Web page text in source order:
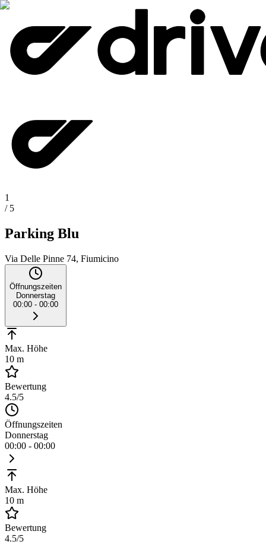
1
/ 5
Parking Blu
Via Delle Pinne 74, Fiumicino
Öffnungszeiten
Donnerstag
00:00 - 00:00
Max. Höhe
10 m
Bewertung
4.5/5
Öffnungszeiten
Donnerstag
00:00 - 00:00
Max. Höhe
10 m
Bewertung
4.5/5